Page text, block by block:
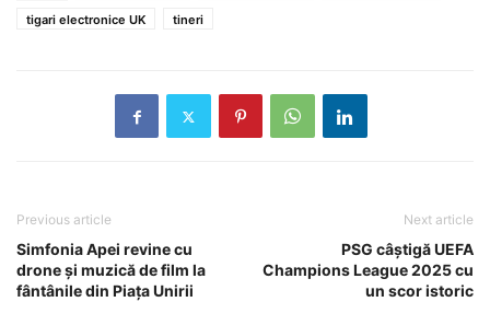
tigari electronice UK
tineri
Previous article
Simfonia Apei revine cu
drone și muzică de film la
fântânile din Piața Unirii
Next article
PSG câștigă UEFA
Champions League 2025 cu
un scor istoric